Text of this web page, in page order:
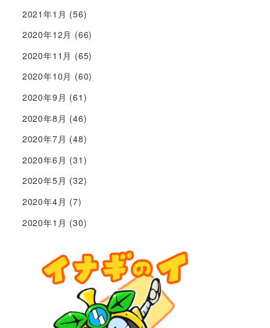
2021年1月 (56)
2020年12月 (66)
2020年11月 (65)
2020年10月 (60)
2020年9月 (61)
2020年8月 (46)
2020年7月 (48)
2020年6月 (31)
2020年5月 (32)
2020年4月 (7)
2020年1月 (30)